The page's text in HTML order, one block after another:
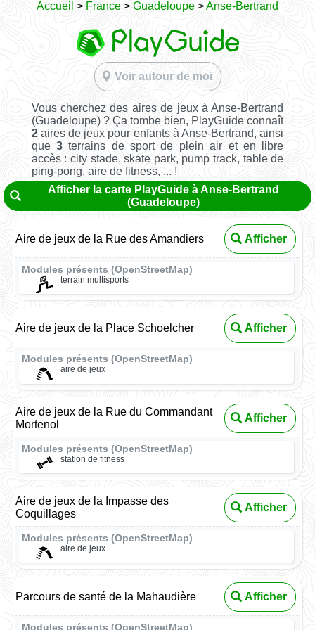
Accueil > France > Guadeloupe >Anse-Bertrand
Voir autour de moi
Vous cherchez des aires de jeux à Anse-Bertrand
(Guadeloupe) ? Ça tombe bien, PlayGuide connaît
2aires de jeux pour enfants à Anse-Bertrand, ainsi
que3 terrains de sport de plein air et en libre
accès : city stade, skate park, pump track, table de
ping-pong, aire de fitness, ... !
Afficher la carte PlayGuide à Anse-Bertrand
(Guadeloupe)
Aire de jeux de la Rue des Amandiers Afficher
Modules présents (OpenStreetMap)
terrain multisports
Aire de jeux de la Place Schoelcher Afficher
Modules présents (OpenStreetMap)
aire de jeux
Aire de jeux de la Rue du Commandant
Mortenol
Afficher
Modules présents (OpenStreetMap)
station de fitness
Aire de jeux de la Impasse des
Coquillages
Afficher
Modules présents (OpenStreetMap)
aire de jeux
Parcours de santé de la Mahaudière Afficher
Modules présents (OpenStreetMap)